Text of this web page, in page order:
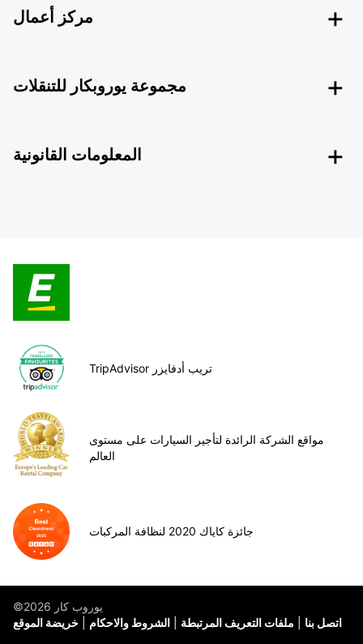
مركز أعمال
مجموعة يوروبكار للتنقلات
المعلومات القانونية
TripAdvisor تريب أدفايزر
مواقع الشركة الرائدة لتأجير السيارات على مستوى
العالم
جائزة كاياك 2020 لنظافة المركبات
©يوروب كار 2026
خريضة الموقع
الشروط والاحكام ملفات التعريف المرتبطة اتصل بنا